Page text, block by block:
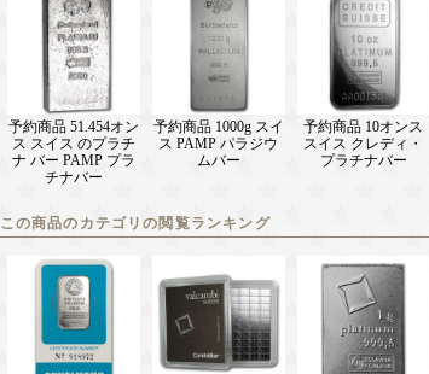
予約商品 51.454オン
ス スイス のプラチ
ナ バー PAMP プラ
チナバー
予約商品 1000g スイ
ス PAMP パラジウ
ムバー
予約商品 10オンス
スイス クレディ・
プラチナバー
この商品のカテゴリの閲覧ランキング